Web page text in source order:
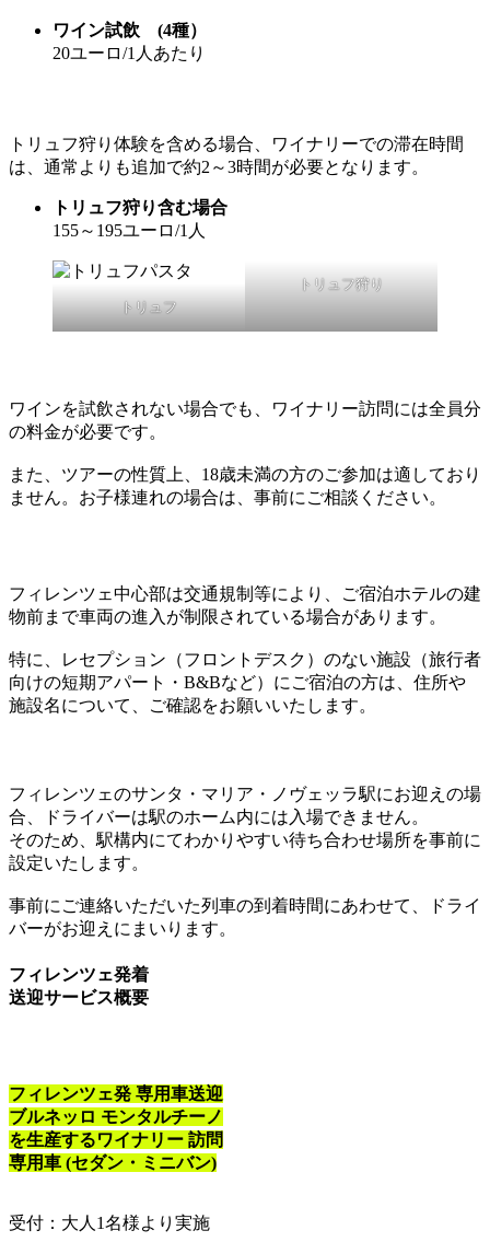
ワイン試飲 (4種）
20ユーロ/1人あたり
トリュフ狩り体験を含める場合、ワイナリーでの滞在時間
は、通常よりも追加で約2～3時間が必要となります。
トリュフ狩り含む場合
155～195ユーロ/1人
トリュフ
トリュフ狩り
ワインを試飲されない場合でも、ワイナリー訪問には全員分
の料金が必要です。
また、ツアーの性質上、18歳未満の方のご参加は適しており
ません。お子様連れの場合は、事前にご相談ください。
フィレンツェ中心部は交通規制等により、ご宿泊ホテルの建
物前まで車両の進入が制限されている場合があります。
特に、レセプション（フロントデスク）のない施設（旅行者
向けの短期アパート・B&Bなど）にご宿泊の方は、住所や
施設名について、ご確認をお願いいたします。
フィレンツェのサンタ・マリア・ノヴェッラ駅にお迎えの場
合、ドライバーは駅のホーム内には入場できません。
そのため、駅構内にてわかりやすい待ち合わせ場所を事前に
設定いたします。
事前にご連絡いただいた列車の到着時間にあわせて、ドライ
バーがお迎えにまいります。
フィレンツェ発着
送迎サービス概要
フィレンツェ発 専用車送迎
ブルネッロ モンタルチーノ
を生産するワイナリー 訪問
専用車 (セダン・ミニバン)
受付：大人1名様より実施